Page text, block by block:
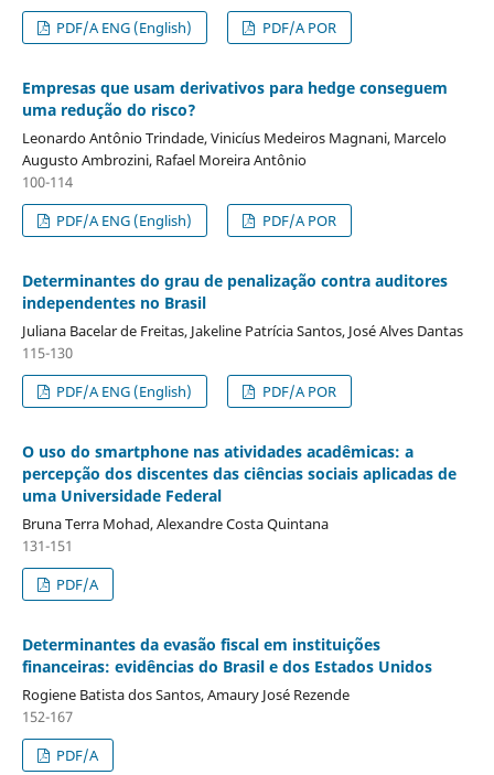
PDF/A ENG (English)
PDF/A POR
Empresas que usam derivativos para hedge conseguem
uma redução do risco?
Leonardo Antônio Trindade, Vinicíus Medeiros Magnani, Marcelo
Augusto Ambrozini, Rafael Moreira Antônio
100-114
PDF/A ENG (English)
PDF/A POR
Determinantes do grau de penalização contra auditores
independentes no Brasil
Juliana Bacelar de Freitas, Jakeline Patrícia Santos, José Alves Dantas
115-130
PDF/A ENG (English)
PDF/A POR
O uso do smartphone nas atividades acadêmicas: a
percepção dos discentes das ciências sociais aplicadas de
uma Universidade Federal
Bruna Terra Mohad, Alexandre Costa Quintana
131-151
PDF/A
Determinantes da evasão fiscal em instituições
financeiras: evidências do Brasil e dos Estados Unidos
Rogiene Batista dos Santos, Amaury José Rezende
152-167
PDF/A